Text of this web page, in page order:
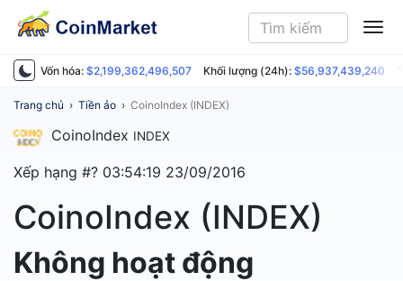
Vốn hóa: $2,199,362,496,507 Khối lượng (24h): $56,937,439,240
Trang chủ › Tiền ảo › CoinoIndex (INDEX)
CoinoIndex INDEX
Xếp hạng #? 03:54:19 23/09/2016
CoinoIndex (INDEX)
Không hoạt động